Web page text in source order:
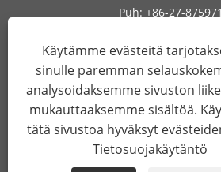
Puh: +86-27-
Gedian Economic
Hubei, Kiina.
Copyright © 2022 Hubei Gedian
Co., Ltd. Kaikki oikeudet
Käytämme evästeitä
sinulle paremman
analysoidaksemme sivuston
mukauttaaksemme sisältöä.
tätä sivustoa hyväksyt
Tietosuojakäytäntö